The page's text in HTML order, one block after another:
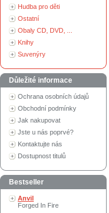
Hudba pro děti
Ostatní
Obaly CD, DVD, ...
Knihy
Suvenýry
Důležité informace
Ochrana osobních údajů
Obchodní podmínky
Jak nakupovat
Jste u nás poprvé?
Kontaktujte nás
Dostupnost titulů
Bestseller
Anvil
Forged In Fire